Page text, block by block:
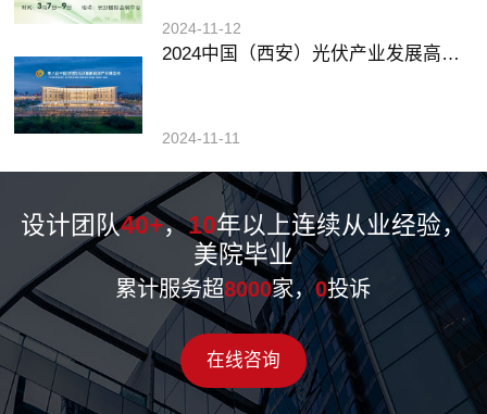
2024-11-12
2024中国（西安）光伏产业发展高峰论坛暨展览会
2024-11-11
设计团队40+，10年以上连续从业经验，
美院毕业
累计服务超8000家，0投诉
在线咨询